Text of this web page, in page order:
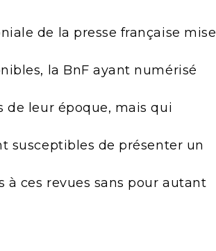
de la presse française mise
la BnF ayant numérisé
de leur époque, mais qui
susceptibles de présenter un
ces revues sans pour autant